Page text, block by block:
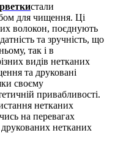
стали
для чищення. Ці
волокон, поєднують
та зручність, що
так і в
видів нетканих
та друковані
своєму
привабливості.
нетканих
на перевагах
нетканих